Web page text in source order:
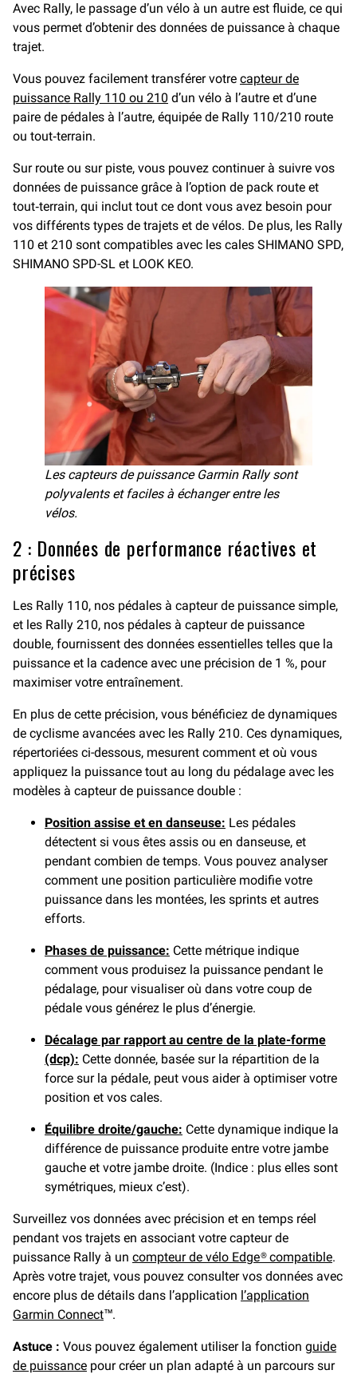
Avec Rally, le passage d’un vélo à un autre est fluide, ce qui
vous permet d’obtenir des données de puissance à chaque
trajet.
Vous pouvez facilement transférer votre capteur de
puissance Rally 110 ou 210 d’un vélo à l’autre et d’une
paire de pédales à l’autre, équipée de Rally 110/210 route
ou tout‑terrain.
Sur route ou sur piste, vous pouvez continuer à suivre vos
données de puissance grâce à l’option de pack route et
tout‑terrain, qui inclut tout ce dont vous avez besoin pour
vos différents types de trajets et de vélos. De plus, les Rally
110 et 210 sont compatibles avec les cales SHIMANO SPD,
SHIMANO SPD-SL et LOOK KEO.
Les capteurs de puissance Garmin Rally sont
polyvalents et faciles à échanger entre les
vélos.
2 : Données de performance réactives et
précises
Les Rally 110, nos pédales à capteur de puissance simple,
et les Rally 210, nos pédales à capteur de puissance
double, fournissent des données essentielles telles que la
puissance et la cadence avec une précision de 1 %, pour
maximiser votre entraînement.
En plus de cette précision, vous bénéficiez de dynamiques
de cyclisme avancées avec les Rally 210. Ces dynamiques,
répertoriées ci-dessous, mesurent comment et où vous
appliquez la puissance tout au long du pédalage avec les
modèles à capteur de puissance double :
Position assise et en danseuse: Les pédales
détectent si vous êtes assis ou en danseuse, et
pendant combien de temps. Vous pouvez analyser
comment une position particulière modifie votre
puissance dans les montées, les sprints et autres
efforts.
Phases de puissance: Cette métrique indique
comment vous produisez la puissance pendant le
pédalage, pour visualiser où dans votre coup de
pédale vous générez le plus d’énergie.
Décalage par rapport au centre de la plate-forme
(dcp): Cette donnée, basée sur la répartition de la
force sur la pédale, peut vous aider à optimiser votre
position et vos cales.
Équilibre droite/gauche: Cette dynamique indique la
différence de puissance produite entre votre jambe
gauche et votre jambe droite. (Indice : plus elles sont
symétriques, mieux c’est).
Surveillez vos données avec précision et en temps réel
pendant vos trajets en associant votre capteur de
puissance Rally à un compteur de vélo Edge® compatible.
Après votre trajet, vous pouvez consulter vos données avec
encore plus de détails dans l’application l’application
Garmin Connect™.
Astuce : Vous pouvez également utiliser la fonction guide
de puissance pour créer un plan adapté à un parcours sur